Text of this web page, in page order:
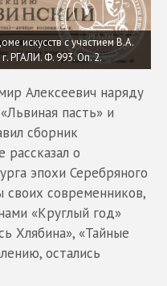
искусств с участием В.А.
РГАЛИ. Ф. 993. Оп. 2.
Алексеевич наряду
пасть» и
сборник
рассказал о
эпохи Серебряного
своих современников,
«Круглый год»
Хлябина», «Тайные
остались